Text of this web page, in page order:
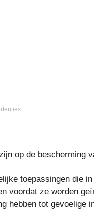
op de bescherming
toepassingen die
voordat ze worden
hebben tot gevoelige